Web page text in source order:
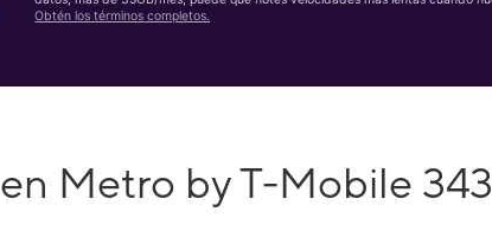
Obtén los términos completos.
en Metro by T-Mobile